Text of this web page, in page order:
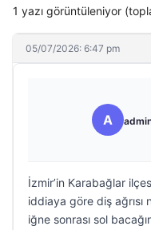
1 yazı görüntüleniyor
05/07/2026: 6:47 pm
A
İzmir’in Karabağlar
iddiaya göre diş
iğne sonrası sol